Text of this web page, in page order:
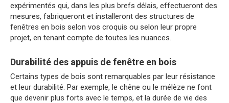
expérimentés qui, dans les plus brefs délais, effectueront des
mesures, fabriqueront et installeront des structures de
fenêtres en bois selon vos croquis ou selon leur propre
projet, en tenant compte de toutes les nuances.
Durabilité des appuis de fenêtre en bois
Certains types de bois sont remarquables par leur résistance
et leur durabilité. Par exemple, le chêne ou le mélèze ne font
que devenir plus forts avec le temps, et la durée de vie des